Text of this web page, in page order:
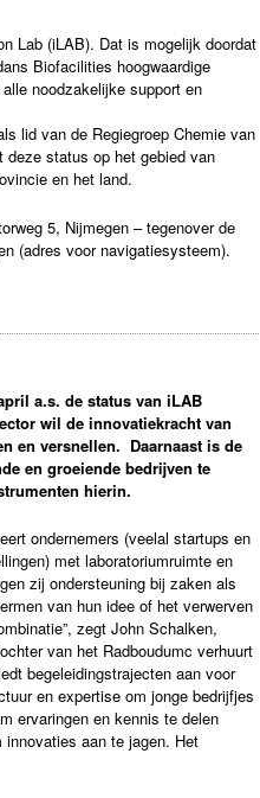
Lab (iLAB). Dat is mogelijk doordat
Biofacilities hoogwaardige
noodzakelijke support en
lid van de Regiegroep Chemie van
deze status op het gebied van
en het land.
5, Nijmegen – tegenover de
(adres voor navigatiesysteem).
a.s. de status van iLAB
wil de innovatiekracht van
en versnellen. Daarnaast is de
en groeiende bedrijven te
hierin.
ondernemers (veelal startups en
met laboratoriumruimte en
zij ondersteuning bij zaken als
van hun idee of het verwerven
zegt John Schalken,
van het Radboudumc verhuurt
begeleidingstrajecten aan voor
en expertise om jonge bedrijfjes
ervaringen en kennis te delen
aan te jagen. Het